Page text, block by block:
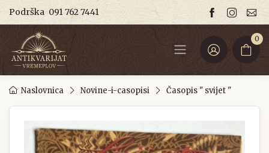
Podrška 091 762 7441
0
Naslovnica Novine-i-casopisi Časopis " svijet "